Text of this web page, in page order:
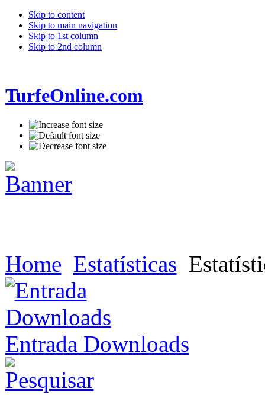
Skip to content
Skip to main navigation
Skip to 1st column
Skip to 2nd column
TurfeOnline.com
Home Estatísticas
Entrada Downloads